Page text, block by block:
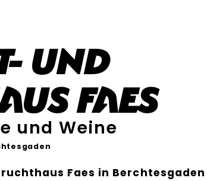
und
Faes
und Weine
Faes in Berchtesgaden